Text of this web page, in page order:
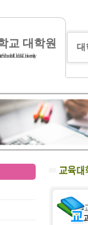
교 대학원
School of Uiduk University
대